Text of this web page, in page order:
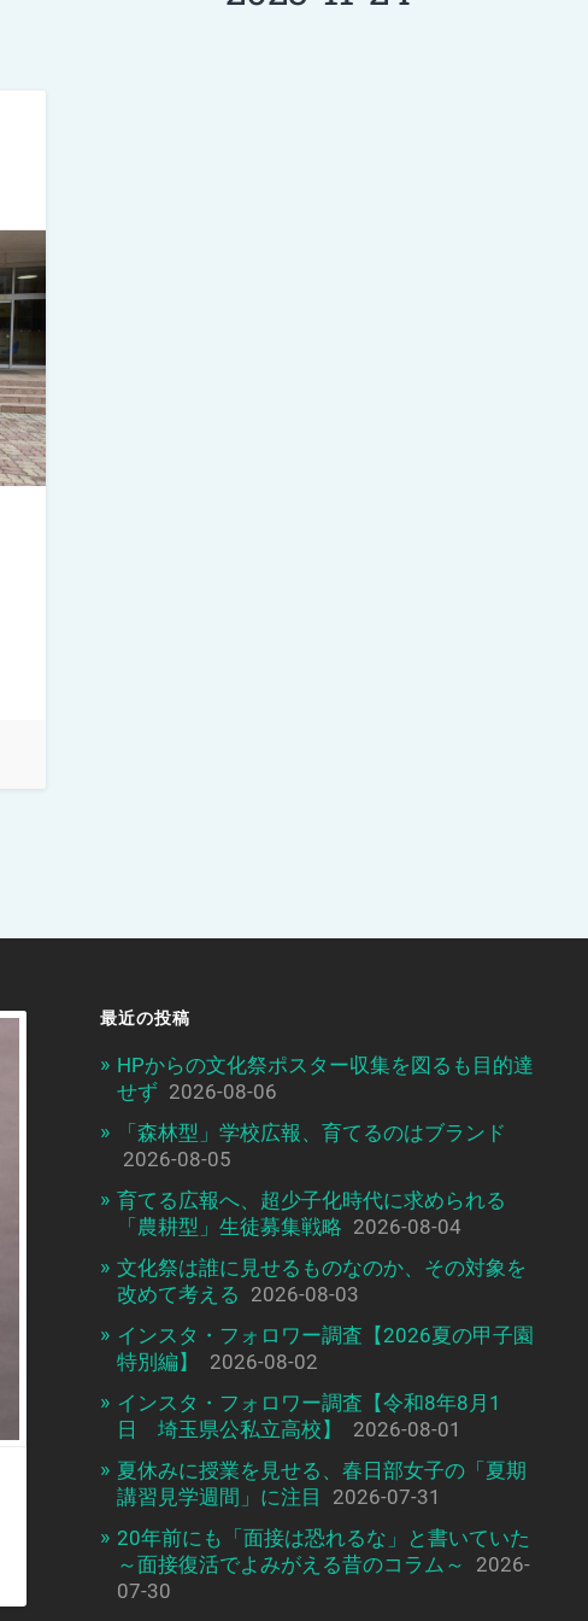
最近の投稿
HPからの文化祭ポスター収集を図るも目的達
せず 2026-08-06
「森林型」学校広報、育てるのはブランド
2026-08-05
育てる広報へ、超少子化時代に求められる
「農耕型」生徒募集戦略 2026-08-04
文化祭は誰に見せるものなのか、その対象を
改めて考える 2026-08-03
インスタ・フォロワー調査【2026夏の甲子園
特別編】
2026-08-02
インスタ・フォロワー調査【令和8年8月1
日 埼玉県公私立高校】
2026-08-01
夏休みに授業を見せる、春日部女子の「夏期
講習見学週間」に注目
2026-07-31
20年前にも「面接は恐れるな」と書いていた
～面接復活でよみがえる昔のコラム～
2026-
07-30